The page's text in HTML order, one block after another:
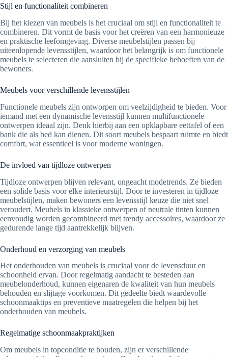
Stijl en functionaliteit combineren
Bij het kiezen van meubels is het cruciaal om stijl en functionaliteit te
combineren. Dit vormt de basis voor het creëren van een harmonieuze
en praktische leefomgeving. Diverse meubelstijlen passen bij
uiteenlopende levensstijlen, waardoor het belangrijk is om functionele
meubels te selecteren die aansluiten bij de specifieke behoeften van de
bewoners.
Meubels voor verschillende levensstijlen
Functionele meubels zijn ontworpen om veelzijdigheid te bieden. Voor
iemand met een dynamische levensstijl kunnen multifunctionele
ontwerpen ideaal zijn. Denk hierbij aan een opklapbare eettafel of een
bank die als bed kan dienen. Dit soort meubels bespaart ruimte en biedt
comfort, wat essentieel is voor moderne woningen.
De invloed van tijdloze ontwerpen
Tijdloze ontwerpen blijven relevant, ongeacht modetrends. Ze bieden
een solide basis voor elke interieurstijl. Door te investeren in tijdloze
meubelstijlen, maken bewoners een levensstijl keuze die niet snel
veroudert. Meubels in klassieke ontwerpen of neutrale tinten kunnen
eenvoudig worden gecombineerd met trendy accessoires, waardoor ze
gedurende lange tijd aantrekkelijk blijven.
Onderhoud en verzorging van meubels
Het onderhouden van meubels is cruciaal voor de levensduur en
schoonheid ervan. Door regelmatig aandacht te besteden aan
meubelonderhoud, kunnen eigenaren de kwaliteit van hun meubels
behouden en slijtage voorkomen. Dit gedeelte biedt waardevolle
schoonmaaktips en preventieve maatregelen die helpen bij het
onderhouden van meubels.
Regelmatige schoonmaakpraktijken
Om meubels in topconditie te houden, zijn er verschillende